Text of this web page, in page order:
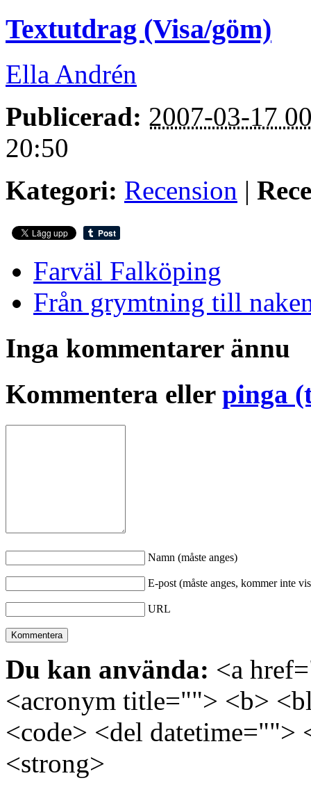
Textutdrag (Visa/göm)
Ella Andrén
Publicerad: 2007-03-17
20:50
Kategori: Recension |
Farväl Falköping
Från grymtning till
Inga kommentarer ännu
Kommentera eller pinga
Namn (måste anges)
E-post (måste anges, kommer inte
URL
Du kan använda: <a
<acronym title=""> <b>
<code> <del
<strong>